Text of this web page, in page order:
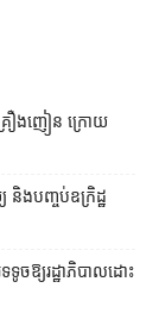
គ្រឿងញៀន ក្រោយ
យ និងបញ្ចប់ឧក្រិដ្ឋ
ច​ឱ្យ​រដ្ឋាភិបាល​ដោះ